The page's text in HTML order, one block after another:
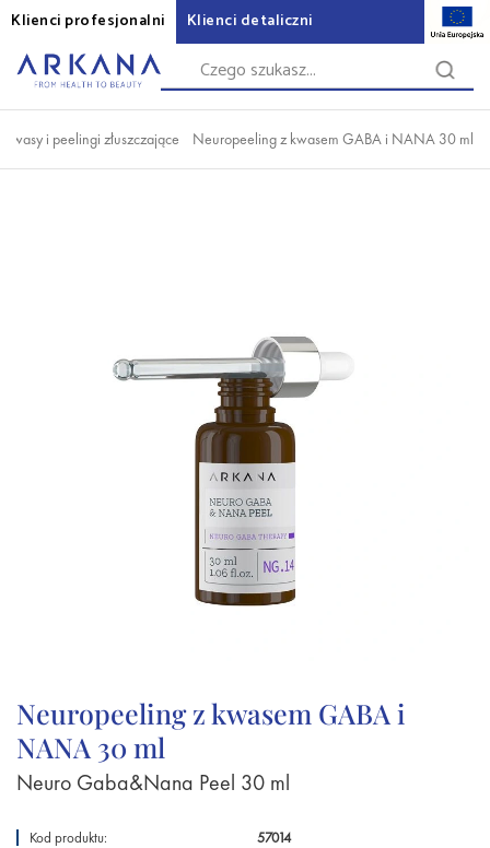
Klienci profesjonalni Klienci detaliczni
Neuropeeling z kwasem GABA i NANA 30 ml
Kwasy i peelingi złuszczające
Neuropeeling z kwasem GABA i
NANA 30 ml
Neuro Gaba&Nana Peel 30 ml
Kod produktu:
57014